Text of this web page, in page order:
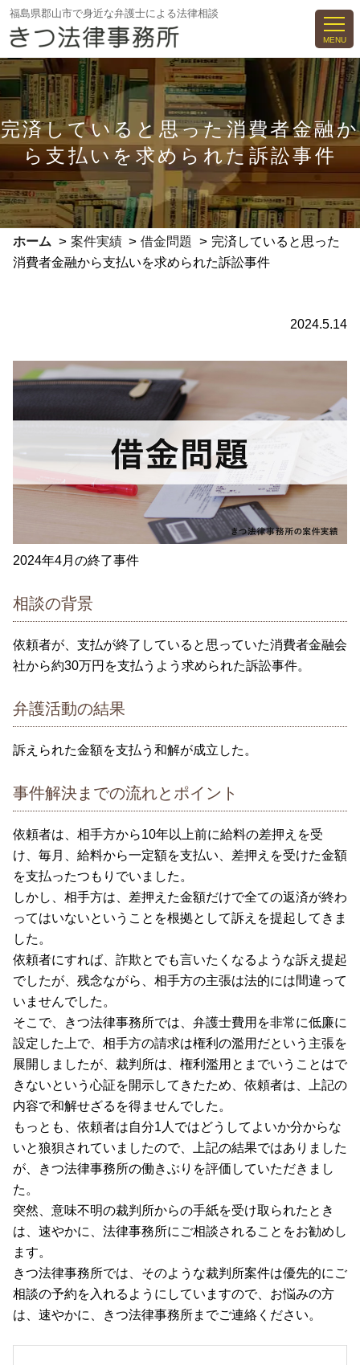
コ
ン
へ
ス
プ
福島県郡山市で身近な弁護士による法律相談
MENU
完済していると思った消費者金融か
ら支払いを求められた訴訟事件
ホーム > 案件実績 > 借金問題 > 完済していると思った
消費者金融から支払いを求められた訴訟事件
2024.5.14
2024年4月の終了事件
相談の背景
依頼者が、支払が終了していると思っていた消費者金融会
社から約30万円を支払うよう求められた訴訟事件。
弁護活動の結果
訴えられた金額を支払う和解が成立した。
事件解決までの流れとポイント
依頼者は、相手方から10年以上前に給料の差押えを受
け、毎月、給料から一定額を支払い、差押えを受けた金額
を支払ったつもりでいました。
しかし、相手方は、差押えた金額だけで全ての返済が終わ
ってはいないということを根拠として訴えを提起してきま
した。
依頼者にすれば、詐欺とでも言いたくなるような訴え提起
でしたが、残念ながら、相手方の主張は法的には間違って
いませんでした。
そこで、きつ法律事務所では、弁護士費用を非常に低廉に
設定した上で、相手方の請求は権利の濫用だという主張を
展開しましたが、裁判所は、権利濫用とまでいうことはで
きないという心証を開示してきたため、依頼者は、上記の
内容で和解せざるを得ませんでした。
もっとも、依頼者は自分1人ではどうしてよいか分からな
いと狼狽されていましたので、上記の結果ではありました
が、きつ法律事務所の働きぶりを評価していただきまし
た。
突然、意味不明の裁判所からの手紙を受け取られたとき
は、速やかに、法律事務所にご相談されることをお勧めし
ます。
きつ法律事務所では、そのような裁判所案件は優先的にご
相談の予約を入れるようにしていますので、お悩みの方
は、速やかに、きつ法律事務所までご連絡ください。